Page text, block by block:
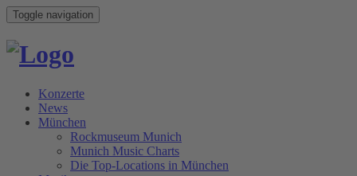
Toggle navigation
Konzerte
News
München
Rockmuseum Munich
Munich Music Charts
Die Top-Locations in München